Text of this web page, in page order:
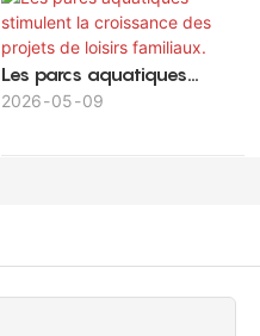
et la rentabilité à long
terme
Les parcs aquatiques
stimulent la croissance des
2026 05 09